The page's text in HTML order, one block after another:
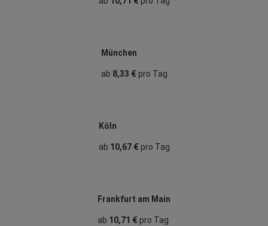
München
ab 8,33 €pro Tag
Köln
ab 10,67 €pro Tag
Frankfurt am Main
ab 10,71 € pro Tag